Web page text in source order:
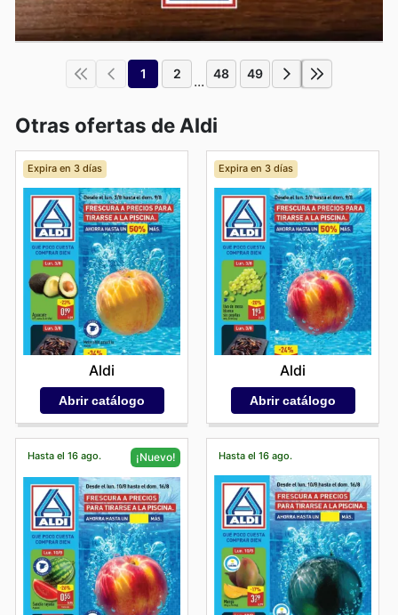
1 2 ... 48 49
Otras ofertas de Aldi
Expira en 3 días
Aldi
Abrir catálogo
Expira en 3 días
Aldi
Abrir catálogo
Hasta el 16 ago. ¡Nuevo! Hasta el 16 ago.